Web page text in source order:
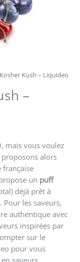
Kush – Liquideo
–
mais vous voulez
alors
française
un puff
déjà prêt à
Pour les saveurs,
authentique avec
inspirées par
sur le
pour vous